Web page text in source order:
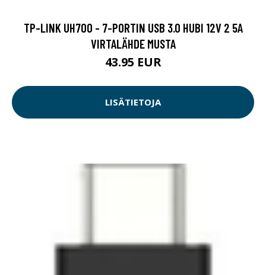
TP-LINK UH700 - 7-PORTIN USB 3.0 HUBI 12V 2 5A
VIRTALÄHDE MUSTA
43.95 EUR
LISÄTIETOJA